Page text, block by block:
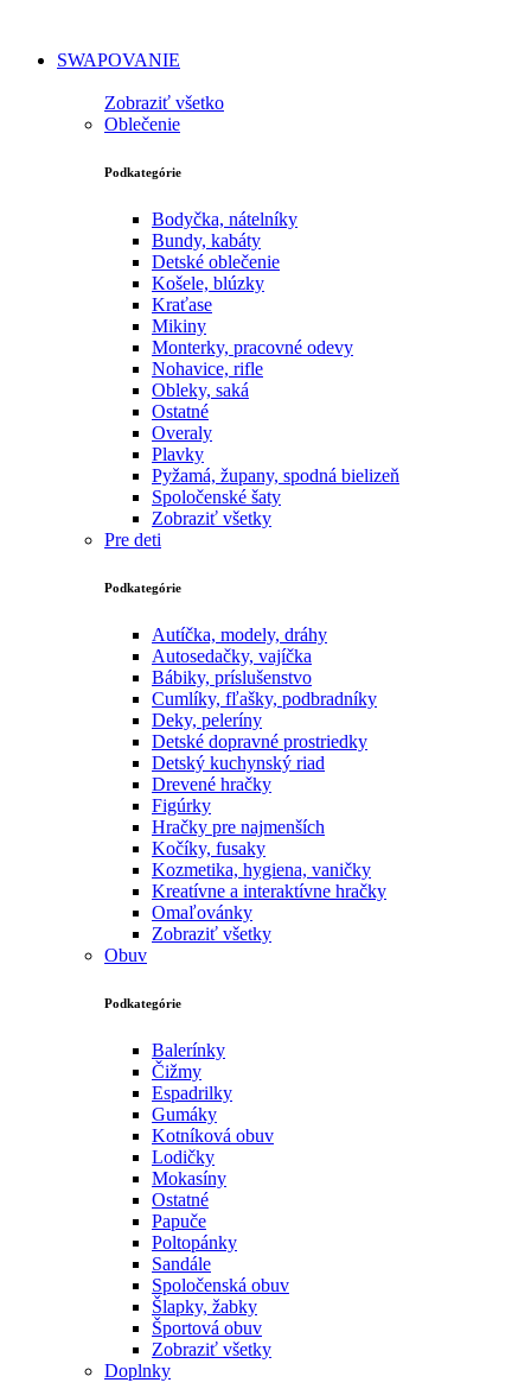
SWAPOVANIE
Zobraziť všetko
Oblečenie
Podkategórie
Bodyčka, nátelníky
Bundy, kabáty
Detské oblečenie
Košele, blúzky
Kraťase
Mikiny
Monterky, pracovné odevy
Nohavice, rifle
Obleky, saká
Ostatné
Overaly
Plavky
Pyžamá, župany, spodná bielizeň
Spoločenské šaty
Zobraziť všetky
Pre deti
Podkategórie
Autíčka, modely, dráhy
Autosedačky, vajíčka
Bábiky, príslušenstvo
Cumlíky, fľašky, podbradníky
Deky, peleríny
Detské dopravné prostriedky
Detský kuchynský riad
Drevené hračky
Figúrky
Hračky pre najmenších
Kočíky, fusaky
Kozmetika, hygiena, vaničky
Kreatívne a interaktívne hračky
Omaľovánky
Zobraziť všetky
Obuv
Podkategórie
Balerínky
Čižmy
Espadrilky
Gumáky
Kotníková obuv
Lodičky
Mokasíny
Ostatné
Papuče
Poltopánky
Sandále
Spoločenská obuv
Šlapky, žabky
Športová obuv
Zobraziť všetky
Doplnky